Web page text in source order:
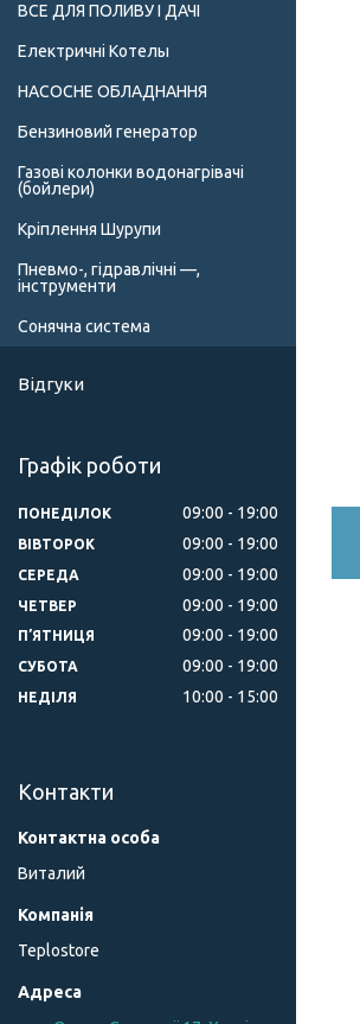
ВСЕ ДЛЯ ПОЛИВУ І ДАЧІ
Електричні Котелы
НАСОСНЕ ОБЛАДНАННЯ
Бензиновий генератор
Газові колонки водонагрівачі
(бойлери)
Кріплення Шурупи
Пневмо-, гідравлічні —,
інструменти
Сонячна система
Відгуки
Графік роботи
ПОНЕДІЛОК 09:00 19:00
ВІВТОРОК 09:00 19:00
СЕРЕДА 09:00 19:00
ЧЕТВЕР 09:00 19:00
ПʼЯТНИЦЯ 09:00 19:00
СУБОТА 09:00 19:00
НЕДІЛЯ 10:00 15:00
Контакти
Виталий
Teplostore